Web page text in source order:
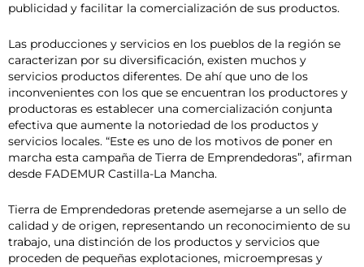
publicidad y facilitar la comercialización de sus productos.
Las producciones y servicios en los pueblos de la región se
caracterizan por su diversificación, existen muchos y
servicios productos diferentes. De ahí que uno de los
inconvenientes con los que se encuentran los productores y
productoras es establecer una comercialización conjunta
efectiva que aumente la notoriedad de los productos y
servicios locales. “Este es uno de los motivos de poner en
marcha esta campaña de Tierra de Emprendedoras”, afirman
desde FADEMUR Castilla-La Mancha.
Tierra de Emprendedoras pretende asemejarse a un sello de
calidad y de origen, representando un reconocimiento de su
trabajo, una distinción de los productos y servicios que
proceden de pequeñas explotaciones, microempresas y